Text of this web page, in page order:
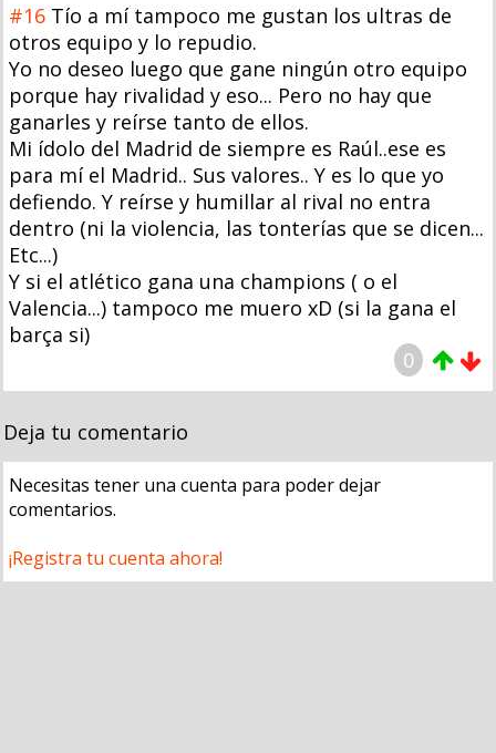
#16 Tío a mí tampoco me gustan los ultras de
otros equipo y lo repudio.
Yo no deseo luego que gane ningún otro equipo
porque hay rivalidad y eso... Pero no hay que
ganarles y reírse tanto de ellos.
Mi ídolo del Madrid de siempre es Raúl..ese es
para mí el Madrid.. Sus valores.. Y es lo que yo
defiendo. Y reírse y humillar al rival no entra
dentro (ni la violencia, las tonterías que se dicen...
Etc...)
Y si el atlético gana una champions ( o el
Valencia...) tampoco me muero xD (si la gana el
barça si)
0
Deja tu comentario
Necesitas tener una cuenta para poder dejar
comentarios.
¡Registra tu cuenta ahora!